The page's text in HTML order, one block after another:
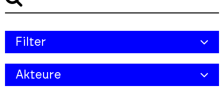
Skip
Filter
Kreativbereich
Alle
Objekt-Typ
Akteure